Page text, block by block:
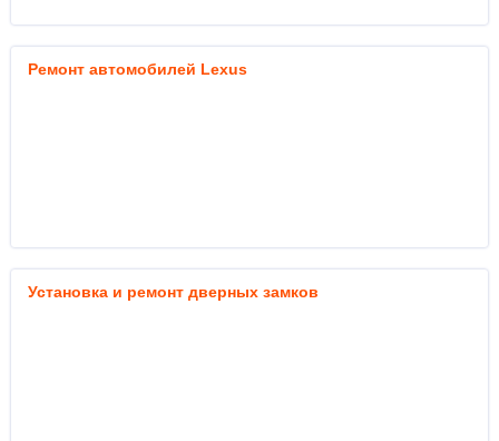
Ремонт автомобилей Lexus
Установка и ремонт дверных замков